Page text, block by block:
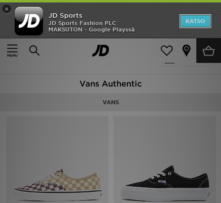
×
JD Sports
JD Sports Fashion PLC
MAKSUTON - Google Playssä
KATSO
Etusivu
Vans Authentic
Suodata
9 tuotetta
Vans Authentic
VANS
Etusivu
Ale
Tuotemerkit